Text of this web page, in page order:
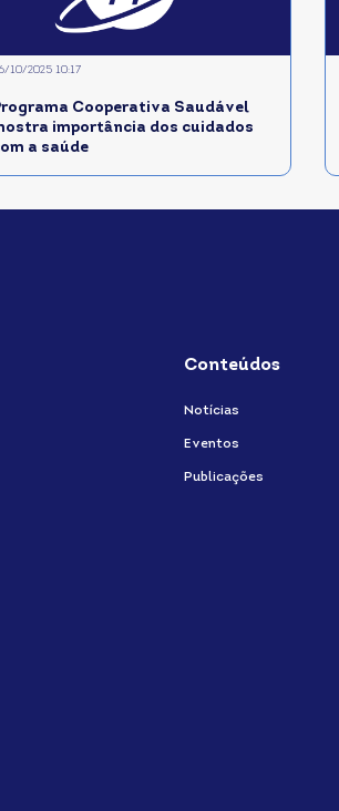
Cooperativa Saudável
importância dos cuidados
a saúde
10/2025 10:17
Conteúdos
Notícias
Eventos
Publicações